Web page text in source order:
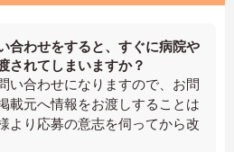
合わせをすると、すぐに病院や
されてしまいますか？
い合わせになりますので、お問
載元へ情報をお渡しすることは
より応募の意志を伺ってから改